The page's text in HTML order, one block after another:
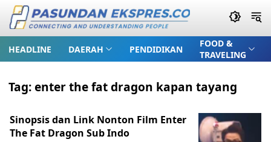
HEADLINE DAERAH PENDIDIKAN
FOOD &
TRAVELING
Tag:enter the fat dragon kapan tayang
Sinopsis dan Link Nonton Film Enter
The Fat Dragon Sub Indo